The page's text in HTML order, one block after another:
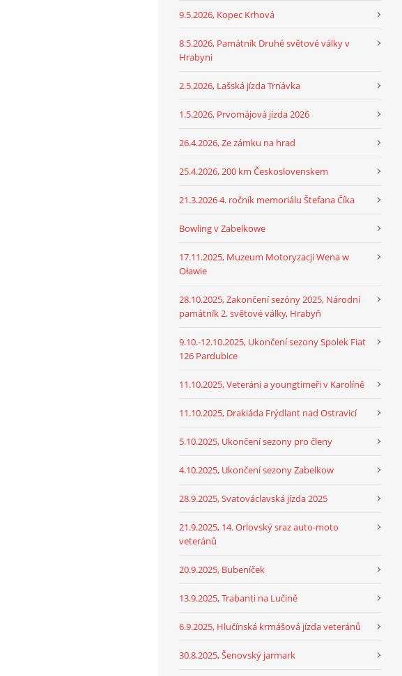
9.5.2026, Kopec Krhová
8.5.2026, Památník Druhé světové války v
Hrabyni
2.5.2026, Lašská jízda Trnávka
1.5.2026, Prvomájová jízda 2026
26.4.2026, Ze zámku na hrad
25.4.2026, 200 km Československem
21.3.2026 4. ročník memoriálu Štefana Číka
Bowling v Zabelkowe
17.11.2025, Muzeum Motoryzacji Wena w
Oławie
28.10.2025, Zakončení sezóny 2025, Národní
památník 2. světové války, Hrabyň
9.10.-12.10.2025, Ukončení sezony Spolek Fiat
126 Pardubice
11.10.2025, Veteráni a youngtimeři v Karolíně
11.10.2025, Drakiáda Frýdlant nad Ostravicí
5.10.2025, Ukončení sezony pro členy
4.10.2025, Ukončení sezony Zabelkow
28.9.2025, Svatováclavská jízda 2025
21.9.2025, 14. Orlovský sraz auto-moto
veteránů
20.9.2025, Bubeníček
13.9.2025, Trabanti na Lučině
6.9.2025, Hlučínská krmášová jízda veteránů
30.8.2025, Šenovský jarmark